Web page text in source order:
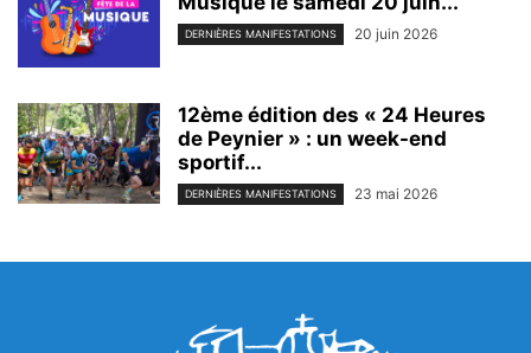
DERNIÈRES MANIFESTATIONS 20 juin 2026
12ème édition des « 24 Heures
de Peynier » : un week-end
sportif...
DERNIÈRES MANIFESTATIONS 23 mai 2026